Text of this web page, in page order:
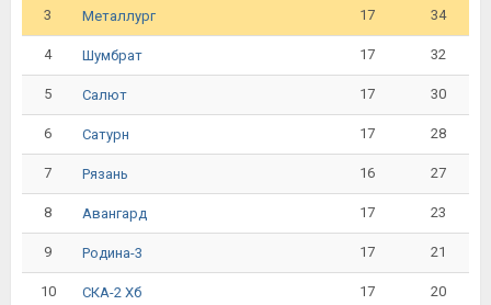
3 Металлург 17 34
4 Шумбрат 17 32
5 Салют 17 30
6 Сатурн 17 28
7 Рязань 16 27
8 Авангард 17 23
9 Родина-3 17 21
10 СКА-2 Хб 17 20